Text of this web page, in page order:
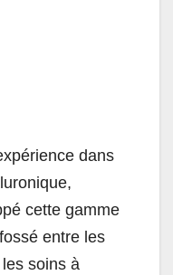
dans
cette gamme
entre les
soins à